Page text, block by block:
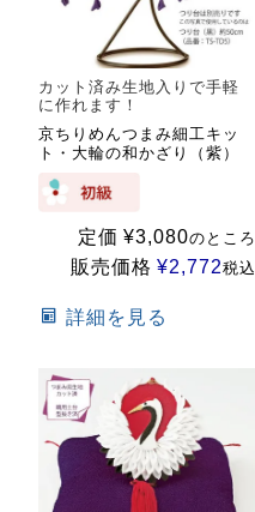
カット済み生地入りで手軽
に作れます！
京ちりめんつまみ細工キッ
ト・大輪の和かざり（紫）
定価 ¥3,080のところ
販売価格 ¥2,772税込
詳細を見る